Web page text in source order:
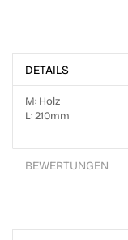
DETAILS
M: Holz
L: 210mm
BEWERTUNGEN